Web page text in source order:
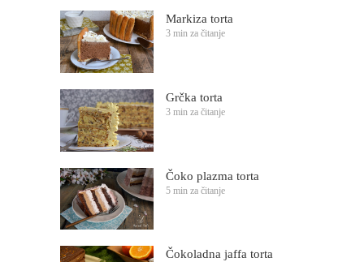
Markiza torta
3 min za čitanje
Grčka torta
3 min za čitanje
Čoko plazma torta
5 min za čitanje
Čokoladna jaffa torta